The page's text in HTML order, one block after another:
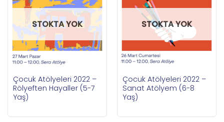
STOKTA YOK
Çocuk Atölyeleri 2022 –
Rölyeften Hayaller (5-7
Yaş)
STOKTA YOK
Çocuk Atölyeleri 2022 –
Sanat Atölyem (6-8
Yaş)